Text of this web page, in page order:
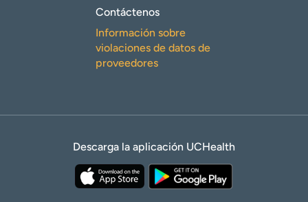
Contáctenos
Información sobre
violaciones de datos de
proveedores
Descarga la aplicación UCHealth